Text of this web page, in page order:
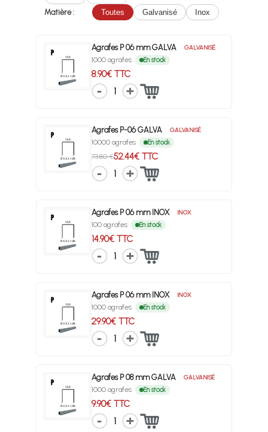
Matière :
Toutes Galvanisé Inox
Agrafes P 06 mm GALVA GALVANISÉ
1000 agrafes En stock
8.90€ TTC
1
Agrafes P-06 GALVA GALVANISÉ
10000 agrafes En stock
73.80 €52.44€ TTC
1
Agrafes P 06 mm INOX INOX
100 agrafes En stock
14.90€ TTC
1
Agrafes P 06 mm INOX INOX
1000 agrafes En stock
29.90€ TTC
1
Agrafes P 08 mm GALVA GALVANISÉ
1000 agrafes En stock
9.90€ TTC
1